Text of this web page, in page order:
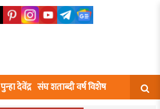
पुन्हा देवेंद्र संघ शताब्दी वर्ष विशेष